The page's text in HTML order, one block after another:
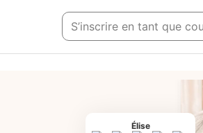
S’inscrire en tant que
Élise